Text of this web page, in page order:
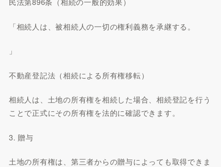
「相続人は、被相続人の一切の権利義務を承継する。
」
不動産登記法（相続による所有権移転）
相続人は、土地の所有権を相続した場合、相続登記を行う
ことで正式にその所有権を法的に確認できます。
3. 贈与
土地の所有権は、第三者からの贈与によっても取得できま